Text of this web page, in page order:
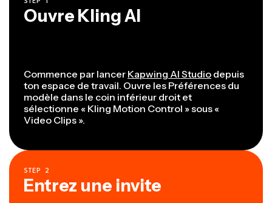
Ouvre Kling AI
Commence par lancer Kapwing AI Studio depuis
ton espace de travail. Ouvre les Préférences du
modèle dans le coin inférieur droit et
sélectionne « Kling Motion Control » sous «
Video Clips ».
STEP 2
Entrez une invite